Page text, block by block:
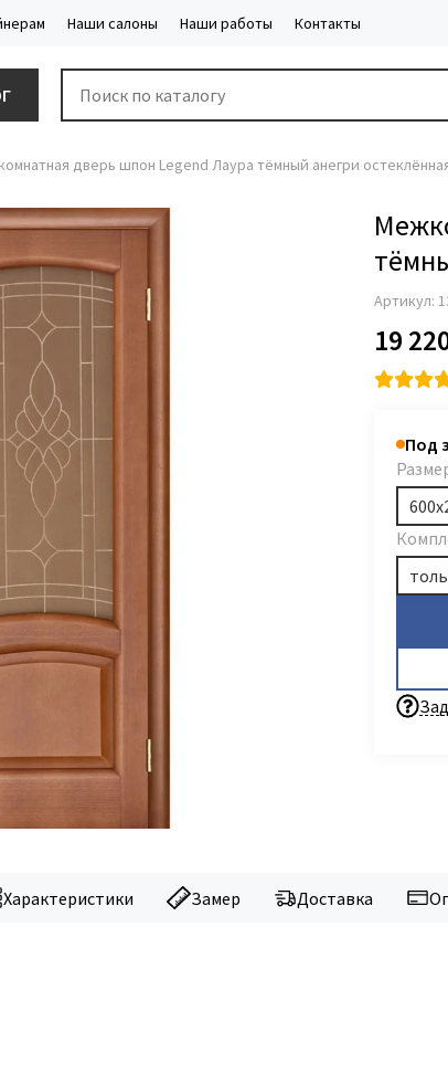
Наши салоны Наши работы Контакты
дверь шпон Legend Лаура тёмный анегри
Артикул:
19
Под
Характеристики Замер Доставка